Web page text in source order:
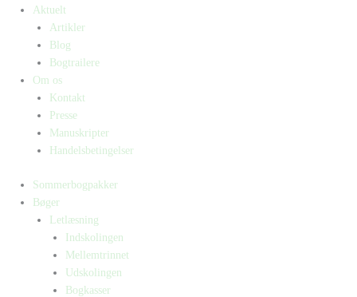
Aktuelt
Artikler
Blog
Bogtrailere
Om os
Kontakt
Presse
Manuskripter
Handelsbetingelser
Sommerbogpakker
Bøger
Letlæsning
Indskolingen
Mellemtrinnet
Udskolingen
Bogkasser